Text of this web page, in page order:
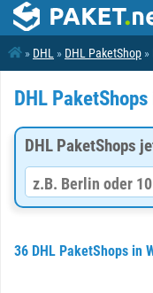
» DHL » DHL PaketShop
DHL
DHL PaketShops
36 DHL PaketShops in